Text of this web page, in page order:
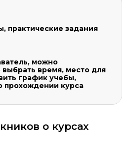
практические задания
можно
выбрать время, место для
график учебы,
прохождении курса
о курсах